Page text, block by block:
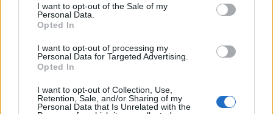
I want to opt-out of the Sale of my
Personal Data.
Opted In
I want to opt-out of processing my
Personal Data for Targeted Advertising.
Opted In
I want to opt-out of Collection, Use,
Retention, Sale, and/or Sharing of my
Personal Data that Is Unrelated with the
A nagy előadás 2008